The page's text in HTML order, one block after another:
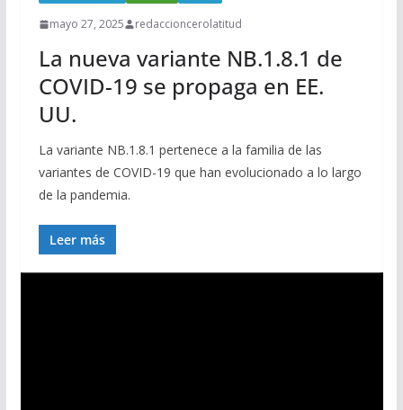
mayo 27, 2025 redaccioncerolatitud
La nueva variante NB.1.8.1 de
COVID-19 se propaga en EE.
UU.
La variante NB.1.8.1 pertenece a la familia de las
variantes de COVID-19 que han evolucionado a lo largo
de la pandemia.
Leer más